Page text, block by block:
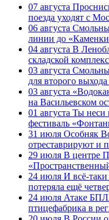
07 августа
поезда уходят с
06 августа
линии до
04 августа В
складской комплекс
03 августа
для второго
03 августа
на Васильевском
01 августа Ты неси
фестиваль
31 июля Особняк
отреставрируют и
29 июля В центре
24 июля И всё-таки
потеряла ещё
24 июля Атаке
птицефабрика в